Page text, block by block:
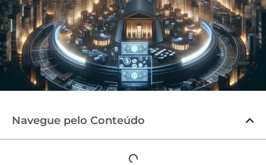
Navegue pelo Conteúdo